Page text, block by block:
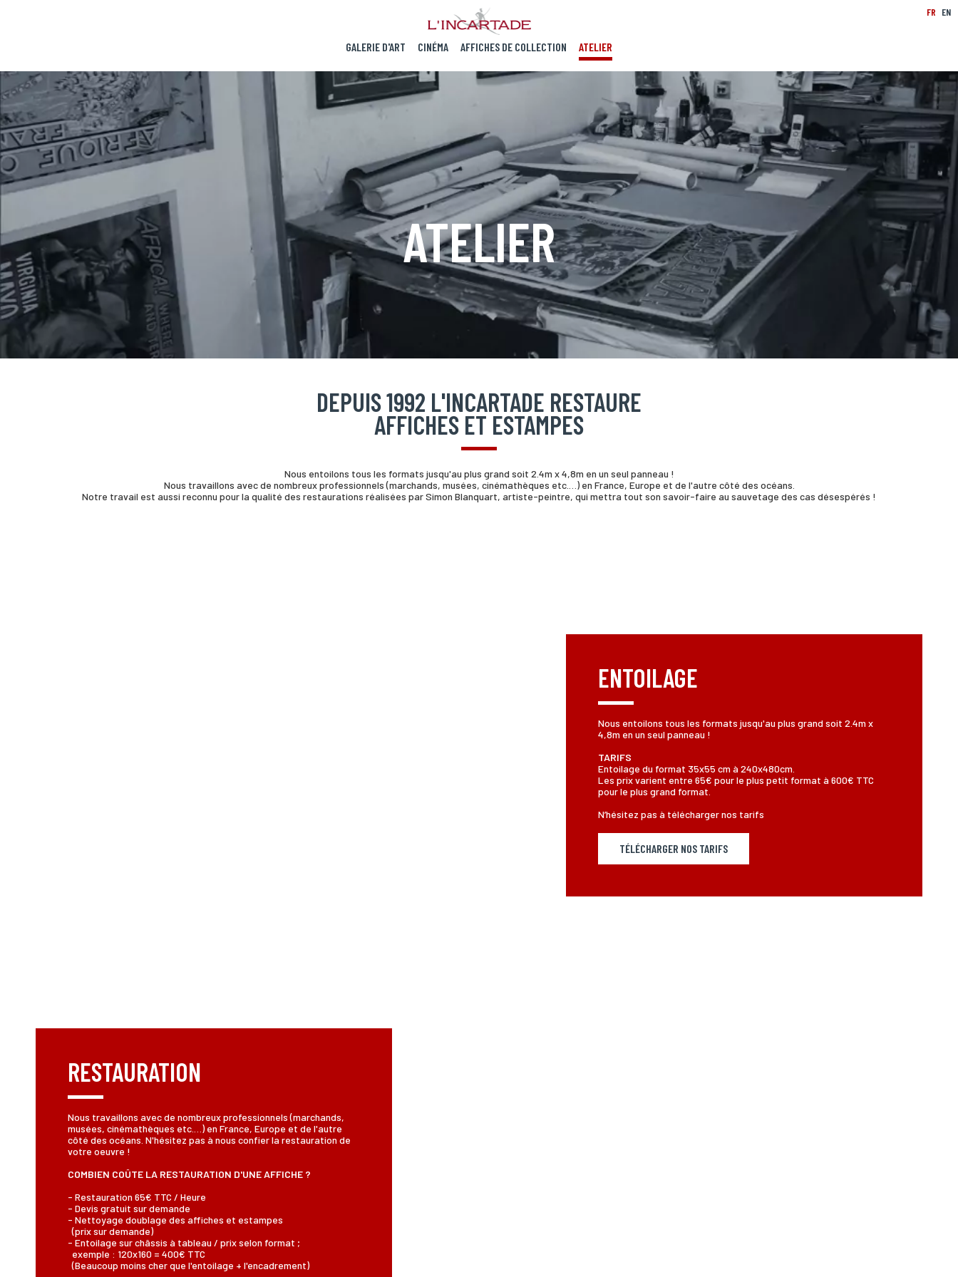
GALERIE D'ART CINÉMA AFFICHES DE COLLECTION ATELIER
FR EN
ATELIER
DEPUIS 1992 L'INCARTADE RESTAURE
AFFICHES ET ESTAMPES
Nous entoilons tous les formats jusqu'au plus grand soit 2.4m x 4,8m en un seul panneau !
Nous travaillons avec de nombreux professionnels (marchands, musées, cinémathèques etc.…) en France, Europe et de l'autre côté des océans.
Notre travail est aussi reconnu pour la qualité des restaurations réalisées par Simon Blanquart, artiste-peintre, qui mettra tout son savoir-faire au sauvetage des cas désespérés !
ENTOILAGE
Nous entoilons tous les formats jusqu'au plus grand soit 2.4m x
4,8m en un seul panneau !
TARIFS
Entoilage du format 35x55 cm à 240x480cm.
Les prix varient entre 65€ pour le plus petit format à 600€ TTC
pour le plus grand format.
N’hésitez pas à télécharger nos tarifs
TÉLÉCHARGER NOS TARIFS
RESTAURATION
Nous travaillons avec de nombreux professionnels (marchands,
musées, cinémathèques etc.…) en France, Europe et de l'autre
côté des océans. N'hésitez pas à nous confier la restauration de
votre oeuvre !
COMBIEN COÛTE LA RESTAURATION D'UNE AFFICHE ?
- Restauration 65€ TTC / Heure
- Devis gratuit sur demande
- Nettoyage doublage des affiches et estampes
(prix sur demande)
- Entoilage sur châssis à tableau / prix selon format ;
exemple : 120x160 = 400€ TTC
(Beaucoup moins cher que l'entoilage + l'encadrement)